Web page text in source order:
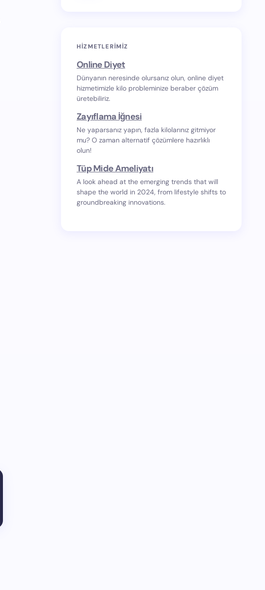
HIZMETLERIMIZ
Online Diyet
Dünyanın neresinde olursanız olun, online diyet
hizmetimizle kilo probleminize beraber çözüm
üretebiliriz.
Zayıflama İğnesi
Ne yaparsanız yapın, fazla kilolarınız gitmiyor
mu? O zaman alternatif çözümlere hazırlıklı
olun!
Tüp Mide Ameliyatı
A look ahead at the emerging trends that will
shape the world in 2024, from lifestyle shifts to
groundbreaking innovations.